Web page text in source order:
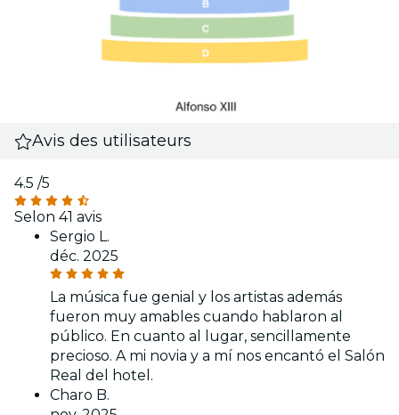
Avis des utilisateurs
4.5 /5
Selon 41 avis
Sergio L.
déc. 2025
La música fue genial y los artistas además
fueron muy amables cuando hablaron al
público. En cuanto al lugar, sencillamente
precioso. A mi novia y a mí nos encantó el Salón
Real del hotel.
Charo B.